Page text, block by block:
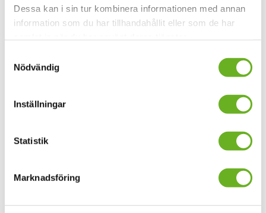
Dessa kan i sin tur kombinera informationen med annan
information som du har tillhandahållit eller som de har
Nödvändig
Inställningar
Statistik
Marknadsföring
Passerade datum
fredag 23 maj, 12.30-14.30
Plats:SKH Brinellvägen 58, Studio 16